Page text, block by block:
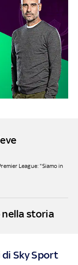
League: "Siamo in
nella storia
Sky Sport